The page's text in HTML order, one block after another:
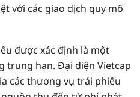
với các giao dịch quy mô
được xác định là một
hạn. Đại diện Vietcap
các thương vụ trái phiếu